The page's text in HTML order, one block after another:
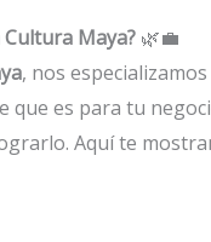
Maya? 🌿💼
, nos
que es para tu
Aquí te